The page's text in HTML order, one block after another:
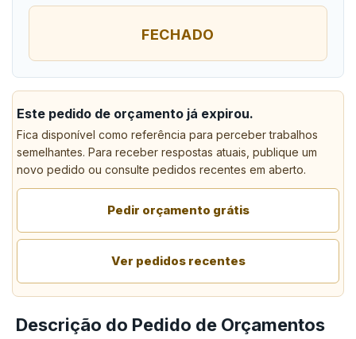
FECHADO
Este pedido de orçamento já expirou.
Fica disponível como referência para perceber trabalhos
semelhantes. Para receber respostas atuais, publique um
novo pedido ou consulte pedidos recentes em aberto.
Pedir orçamento grátis
Ver pedidos recentes
Descrição do Pedido de Orçamentos